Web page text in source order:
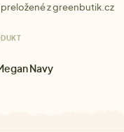
z greenbutik.cz
Navy